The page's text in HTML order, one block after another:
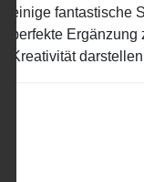
einige fantastische
perfekte
Kreativität